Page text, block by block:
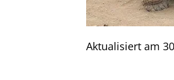
Aktualisiert am